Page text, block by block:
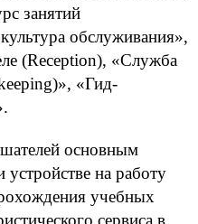
занятий
обслуживания»,
(Reception), «Служба
«Гид-
.
основным
на работу
учебных
сервиса в